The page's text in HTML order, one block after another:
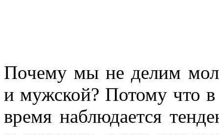
Почему мы не делим
и мужской? Потому что в
время наблюдается